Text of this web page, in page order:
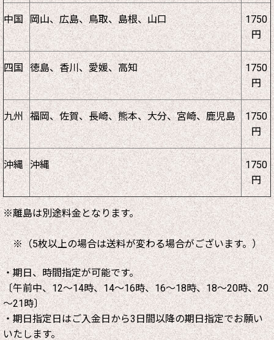
中国 岡山、広島、鳥取、島根、山口
1750
円
四国 徳島、香川、愛媛、高知
1750
円
九州 福岡、佐賀、長崎、熊本、大分、宮崎、鹿児島
1750
円
沖縄 沖縄
1750
円
※離島は別途料金となります。
※（5枚以上の場合は送料が変わる場合がございます。）
・期日、時間指定が可能です。
〔午前中、12～14時、14～16時、16～18時、18～20時、20
～21時〕
・期日指定日はご入金日から3日間以降の期日指定でお願い
いたします。